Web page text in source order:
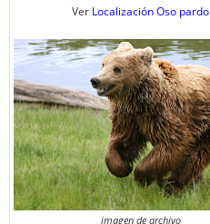
Ver Localización Oso pardo
imagen de archivo